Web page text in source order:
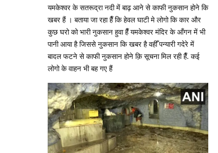
यमकेश्वर के सतरूद्रा नदी में बाढ़ आने से काफी नुकसान होने कि
खबर हैं । बताया जा रहा हैँ कि हेवल घाटी मे लोगो कि कार और
कुछ घरो को भारी नुकसान हुवा हैँ यमकेश्वर मंदिर के आँगन में भी
पानी आया है जिससे नुकसान कि खबर है वहीँ पन्यारी गदेरे में
बादल फटने से काफी नुकसान होने क़ि सूचना मिल रही हैँ. कई
लोगो के वाहन भी बह गए हैं